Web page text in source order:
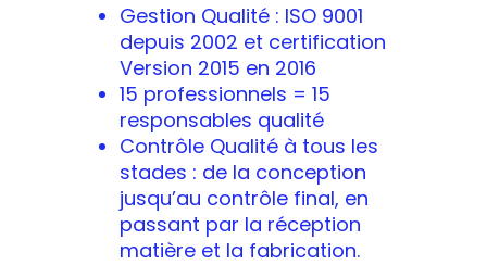
Gestion Qualité : ISO 9001
depuis 2002 et certification
Version 2015 en 2016
15 professionnels = 15
responsables qualité
Contrôle Qualité à tous les
stades : de la conception
jusqu’au contrôle final, en
passant par la réception
matière et la fabrication.